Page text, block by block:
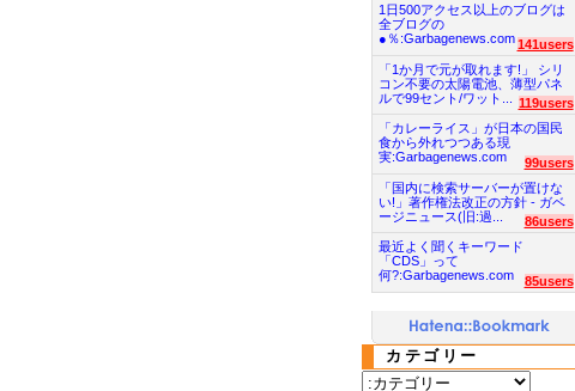
1日500アクセス以上のブログは
全ブログの
●％:Garbagenews.com 141users
「1か月で元が取れます!」 シリ
コン不要の太陽電池、薄型パネ
ルで99セント/ワット...
119users
「カレーライス」が日本の国民
食から外れつつある現
実:Garbagenews.com
99users
「国内に検索サーバーが置けな
い!」著作権法改正の方針 - ガベ
ージニュース(旧:過...
86users
最近よく聞くキーワード
「CDS」って
何?:Garbagenews.com
85users
カテゴリー